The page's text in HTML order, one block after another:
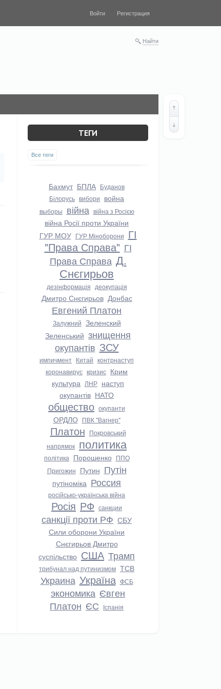
Войти Регистрация
Найти
ТЕГИ
Все теги
Бахмут БПЛА Буданов
Білорусь вибори война
выборы війна війна з Росією
війна Росії проти України
ГУР МОУ ГУР Міноборони ГІ
"Права Справа" ГІ
Права Справа Д.
Снєгирьов
дезінформація деокупація
Дмитро Снєгирьов Донбас
Евгений Платон
Залужний Зеленский
Зеленський знищення
окупантів ЗСУ
импичмент Китай контрнаступ
коронавирус кризис Крим
культура ЛНР наступ
окупантів НАТО
общество окупанти
ОРДЛО ПВК "Вагнер"
Платон Покровський
напрямок политика
політика Порошенко ППО
Пригожин Путин Путін
путіноміка Россия
російсько-українська війна
Росія РФ санкции
санкції проти РФ СБУ
Сили оборони України
Снєгирьов Дмитро
суспільство США Трамп
трибунал над путинизмом ТСВ
Украина Україна ФСБ
экономика Євген
Платон ЄС Іспанія